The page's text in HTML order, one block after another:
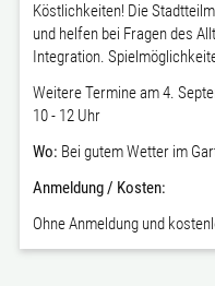
Köstlichkeiten! Die
und helfen bei Fragen des
Integration.
Weitere Termine am 4.
10 - 12 Uhr
Wo: Bei gutem Wetter im
Anmeldung / Kosten:
Ohne Anmeldung und k